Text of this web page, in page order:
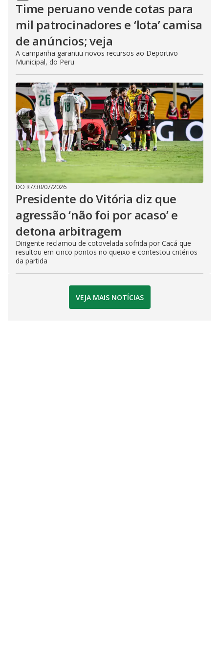
Time peruano vende cotas para
mil patrocinadores e ‘lota’ camisa
de anúncios; veja
A campanha garantiu novos recursos ao Deportivo
Municipal, do Peru
DO R7/30/07/2026
Presidente do Vitória diz que
agressão ‘não foi por acaso’ e
detona arbitragem
Dirigente reclamou de cotovelada sofrida por Cacá que
resultou em cinco pontos no queixo e contestou critérios
da partida
VEJA MAIS NOTÍCIAS